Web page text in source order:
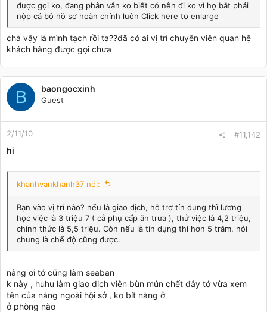
được gọi ko, đang phân vân ko biết có nên đi ko vì họ bắt phải
nộp cả bộ hồ sơ hoàn chỉnh luôn Click here to enlarge
chà vậy là mình tạch rồi ta??đã có ai vị trí chuyên viên quan hệ
khách hàng được gọi chưa
B baongocxinh
Guest
2/11/10 #11,142
hi
khanhvankhanh37 nói:
Bạn vào vị trí nào? nếu là giao dịch, hỗ trợ tín dụng thì lương
học việc là 3 triệu 7 ( cả phụ cấp ăn trưa ), thử việc là 4,2 triệu,
chính thức là 5,5 triệu. Còn nếu là tín dụng thì hơn 5 trăm. nói
chung là chế độ cũng được.
nàng ơi tớ cũng làm seaban
k này , huhu làm giao dịch viên bùn mún chết đây tớ vừa xem
tên của nàng ngoài hội sở , ko bít nàng ở
ở phòng nào